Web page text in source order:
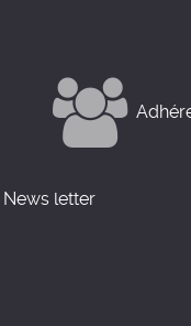
News letter